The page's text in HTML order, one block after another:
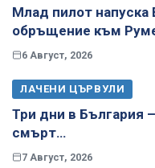
Млад пилот
обръщение към
6 Август, 2026
ЛАЧЕНИ ЦЪРВУЛИ
Три дни в България
смърт…
7 Август, 2026